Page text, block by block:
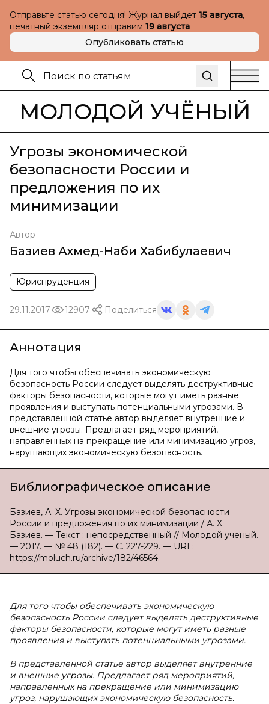
Отправьте статью сегодня! Журнал выйдет 15 августа,
печатный экземпляр отправим 19 августа
Опубликовать статью
МОЛОДОЙ УЧЁНЫЙ
Угрозы экономической
безопасности России и
предложения по их
минимизации
Автор
Базиев Ахмед-Наби Хабибулаевич
Юриспруденция
29.11.2017 12907 Поделиться
Аннотация
Для того чтобы обеспечивать экономическую
безопасность России следует выделять деструктивные
факторы безопасности, которые могут иметь разные
проявления и выступать потенциальными угрозами. В
представленной статье автор выделяет внутренние и
внешние угрозы. Предлагает ряд мероприятий,
направленных на прекращение или минимизацию угроз,
нарушающих экономическую безопасность.
Библиографическое описание
Базиев, А. Х. Угрозы экономической безопасности
России и предложения по их минимизации / А. Х.
Базиев. — Текст : непосредственный // Молодой ученый.
— 2017. — № 48 (182). — С. 227-229. — URL:
https://moluch.ru/archive/182/46564.
Для того чтобы обеспечивать экономическую
безопасность России следует выделять деструктивные
факторы безопасности, которые могут иметь разные
проявления и выступать потенциальными угрозами.
В представленной статье автор выделяет внутренние
и внешние угрозы. Предлагает ряд мероприятий,
направленных на прекращение или минимизацию
угроз, нарушающих экономическую безопасность.